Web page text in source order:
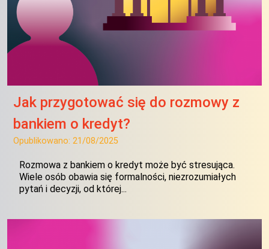
Jak przygotować się do rozmowy z
bankiem o kredyt?
Opublikowano: 21/08/2025
Rozmowa z bankiem o kredyt może być stresująca.
Wiele osób obawia się formalności, niezrozumiałych
pytań i decyzji, od której...